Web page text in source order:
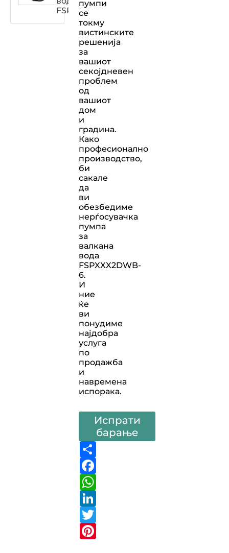
FSPXXX32DW
пумпи
се
токму
вистинските
решенија
за
вашиот
секојдневен
проблем
од
вашиот
дом
и
градина.
Како
професионално
производство,
би
сакале
да
ви
обезбедиме
нерѓосувачка
пумпа
за
валкана
вода
FSPXXX2DWB-
6.
И
ние
ќе
ви
понудиме
најдобра
услуга
по
продажба
и
навремена
испорака.
Испрати
барање